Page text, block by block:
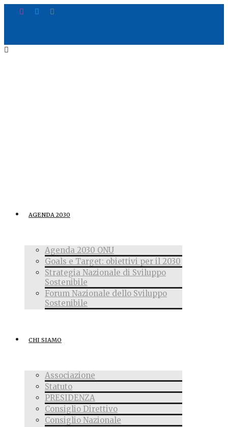
AGENDA 2030
Agenda 2030 ONU
Goals e Target: obiettivi per il 2030
Strategia Nazionale di Sviluppo
Sostenibile
Forum Nazionale dello Sviluppo
Sostenibile
CHI SIAMO
Associazione
Statuto
PRESIDENZA
Consiglio Direttivo
Consiglio Nazionale